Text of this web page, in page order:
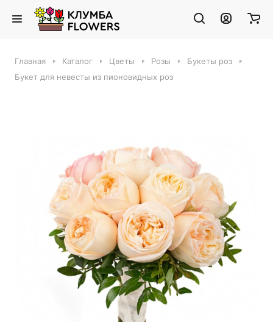
Главная Каталог Цветы Розы
Букеты роз
Букет для невесты из пионовидных роз